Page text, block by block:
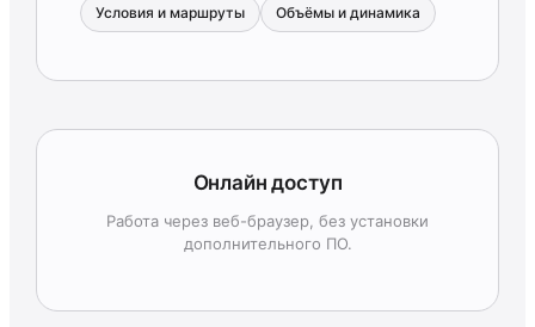
Условия и маршруты Объёмы и динамика
Онлайн доступ
Работа через веб-браузер, без установки
дополнительного ПО.